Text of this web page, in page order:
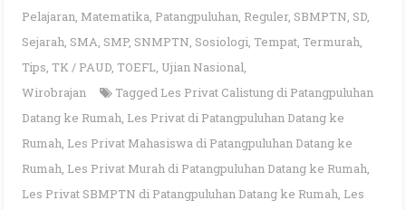
Pelajaran, Matematika, Patangpuluhan, Reguler, SBMPTN, SD,
Sejarah, SMA, SMP, SNMPTN, Sosiologi, Tempat, Termurah,
Tips, TK / PAUD, TOEFL, Ujian Nasional,
Wirobrajan
Tagged Les Privat Calistung di Patangpuluhan
Datang ke Rumah, Les Privat di Patangpuluhan Datang ke
Rumah, Les Privat Mahasiswa di Patangpuluhan Datang ke
Rumah, Les Privat Murah di Patangpuluhan Datang ke Rumah,
Les Privat SBMPTN di Patangpuluhan Datang ke Rumah, Les